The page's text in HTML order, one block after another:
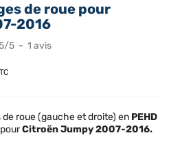
de roue pour
2016
/5 - 1 avis
roue (gauche et droite) en PEHD
Citroën Jumpy 2007-2016.